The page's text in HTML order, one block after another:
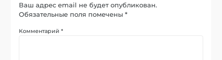
Ваш адрес email не будет опубликован.
Обязательные поля помечены*
Комментарий*